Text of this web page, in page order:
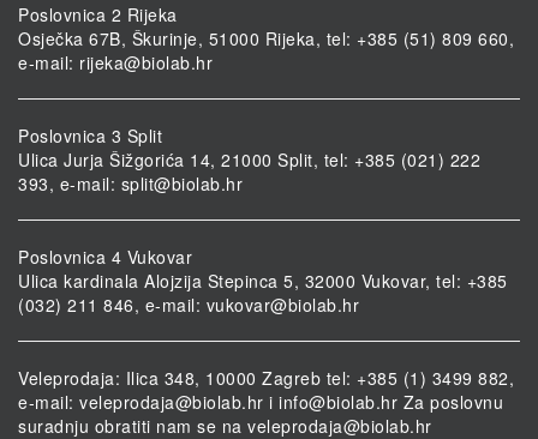
Poslovnica 2 Rijeka
Osječka 67B, Škurinje, 51000 Rijeka, tel: +385 (51) 809 660,
e-mail: rijeka@biolab.hr
Poslovnica 3 Split
Ulica Jurja Šižgorića 14, 21000 Split, tel: +385 (021) 222
393, e-mail: split@biolab.hr
Poslovnica 4 Vukovar
Ulica kardinala Alojzija Stepinca 5, 32000 Vukovar, tel: +385
(032) 211 846, e-mail: vukovar@biolab.hr
Veleprodaja: Ilica 348, 10000 Zagreb tel: +385 (1) 3499 882,
e-mail: veleprodaja@biolab.hr i info@biolab.hr Za poslovnu
suradnju obratiti nam se na veleprodaja@biolab.hr